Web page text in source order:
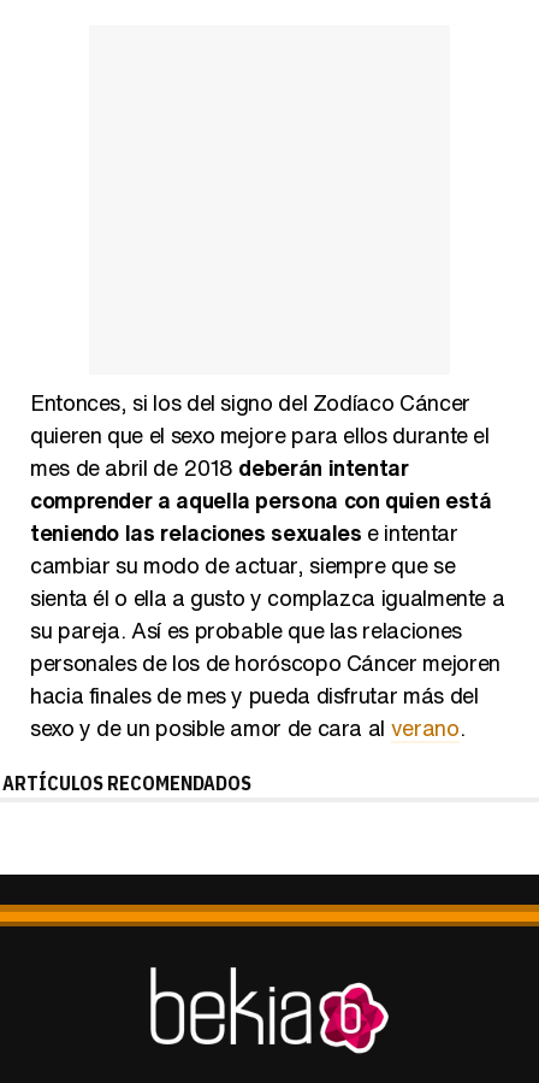
Entonces, si los del signo del Zodíaco Cáncer
quieren que el sexo mejore para ellos durante el
mes de abril de 2018 deberán intentar
comprender a aquella persona con quien está
teniendo las relaciones sexuales e intentar
cambiar su modo de actuar, siempre que se
sienta él o ella a gusto y complazca igualmente a
su pareja. Así es probable que las relaciones
personales de los de horóscopo Cáncer mejoren
hacia finales de mes y pueda disfrutar más del
sexo y de un posible amor de cara al verano.
ARTÍCULOS RECOMENDADOS